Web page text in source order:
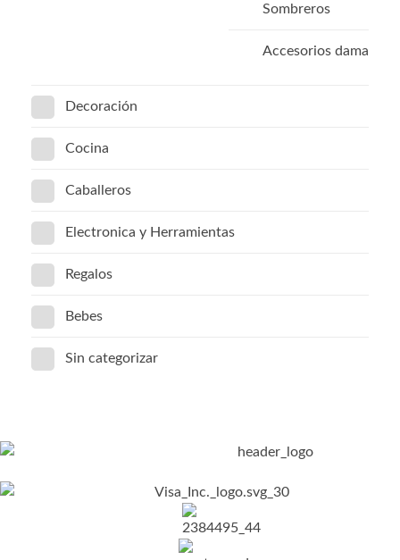
Sombreros
Accesorios dama
Decoración
Cocina
Caballeros
Electronica y Herramientas
Regalos
Bebes
Sin categorizar